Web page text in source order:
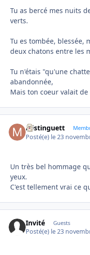
Tu as bercé mes nuits
verts.
Tu es tombée, blessée,
deux chatons entre les
Tu n'étais "qu'une
abandonnée,
Mais ton coeur valait
Mistinguett
Posté(e) le 23
Un très bel hommage
yeux.
C'est tellement vrai ce
Invité Guests
Posté(e) le 23